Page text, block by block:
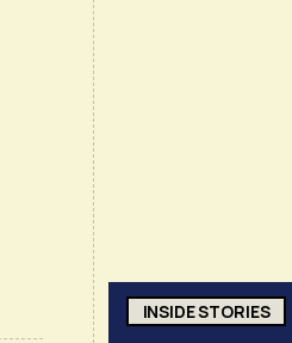
INSIDE STORIES